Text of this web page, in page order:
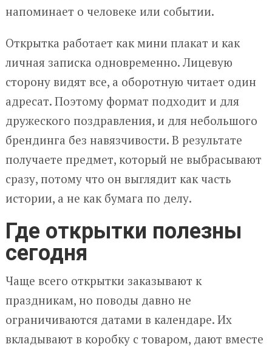
напоминает о человеке или событии.
Открытка работает как мини плакат и как
личная записка одновременно. Лицевую
сторону видят все, а оборотную читает один
адресат. Поэтому формат подходит и для
дружеского поздравления, и для небольшого
брендинга без навязчивости. В результате
получаете предмет, который не выбрасывают
сразу, потому что он выглядит как часть
истории, а не как бумага по делу.
Где открытки полезны
сегодня
Чаще всего открытки заказывают к
праздникам, но поводы давно не
ограничиваются датами в календаре. Их
вкладывают в коробку с товаром, дают вместе